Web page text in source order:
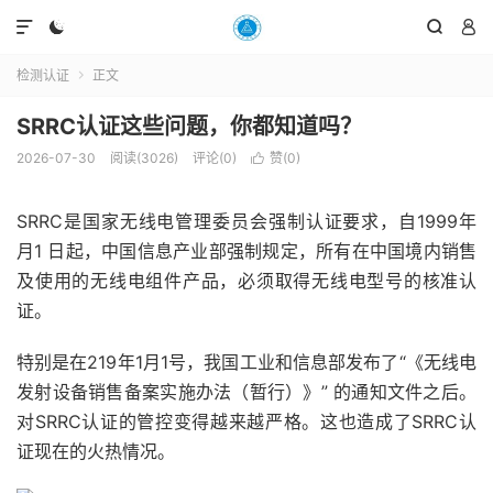
  

检测认证  正文
SRRC认证这些问题，你都知道吗？
2026-07-30 阅读(3026) 评论(0)  赞(0)
SRRC是国家无线电管理委员会强制认证要求，自​1999年
月1 日起，中国信息产业部强制规定，所有在中国境内销售
及使用的无线电组件产品，必须取得无线电型号的核准认
证。
特别是在219年1月1号，我国工业和信息部发布了“《无线电
发射设备销售备案实施办法（暂行）》” 的通知文件之后。
对SRRC认证的管控变得越来越严格。这也造成了SRRC认
证现在的火热情况。